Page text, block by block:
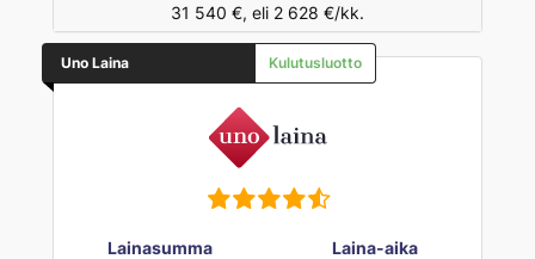
31 540 €, eli 2 628 €/kk.
Uno Laina Kulutusluotto
Lainasumma Laina-aika